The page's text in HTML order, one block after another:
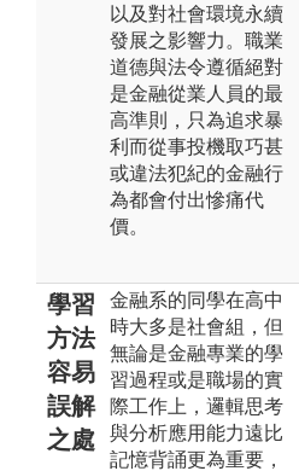
以及對社會環境永續
發展之影響力。職業
道德與法令遵循絕對
是金融從業人員的最
高準則，只為追求暴
利而從事投機取巧甚
或違法犯紀的金融行
為都會付出慘痛代
價。
學習
方法
容易
誤解
之處
金融系的同學在高中
時大多是社會組，但
無論是金融專業的學
習過程或是職場的實
際工作上，邏輯思考
與分析應用能力遠比
記憶背誦更為重要，